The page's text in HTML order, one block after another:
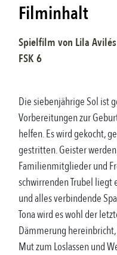
Filminhalt
Spielfilm von Lila Avilés
FSK6
Die siebenjährige Sol ist
Vorbereitungen zur
helfen. Es wird gekocht,
gestritten. Geister
Familienmitglieder und
schwirrenden Trubel liegt
und alles verbindende
Tona wird es wohl der
Dämmerung
Mut zum Loslassen und